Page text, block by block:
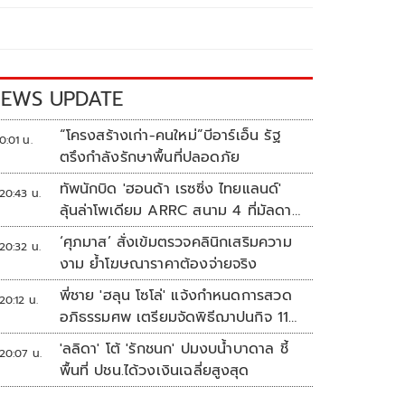
UPDATE
0:01 น.
“โครงสร้างเก่า-คนใหม่”บีอาร์เอ็น รัฐ
ตรึงกำลังรักษาพื้นที่ปลอดภัย
20:43 น.
ทัพนักบิด 'ฮอนด้า เรซซิ่ง ไทยแลนด์'
ลุ้นล่าโพเดียม ARRC สนาม 4 ที่มัลดาลิ
กา
20:32 น.
‘ศุภมาส’ สั่งเข้มตรวจคลินิกเสริมความ
งาม ย้ำโฆษณาราคาต้องจ่ายจริง
20:12 น.
พี่ชาย 'ฮลุน โซโล่' แจ้งกำหนดการสวด
อภิธรรมศพ เตรียมจัดพิธีฌาปนกิจ 11
ส.ค.
20:07 น.
'ลลิดา' โต้ 'รักชนก' ปมงบน้ำบาดาล ชี้
พื้นที่ ปชน.ได้วงเงินเฉลี่ยสูงสุด